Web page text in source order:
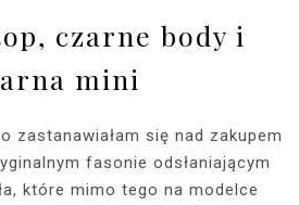
czarne body i
mini
zastanawiałam się nad zakupem
fasonie odsłaniającym
które mimo tego na modelce